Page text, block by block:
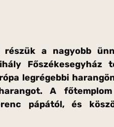
a nagyobb
Főszékesegyház
legrégebbi
A
pápától, és